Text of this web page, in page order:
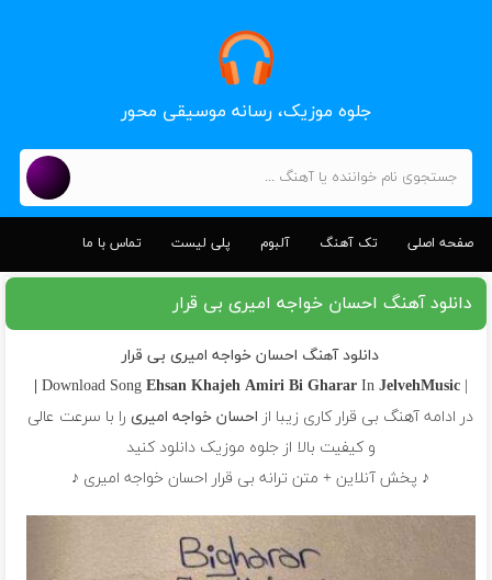
جلوه موزیک، رسانه موسیقی محور
صفحه اصلی تک آهنگ آلبوم پلی لیست تماس با ما
دانلود آهنگ احسان خواجه امیری بی قرار
دانلود آهنگ احسان خواجه امیری بی قرار
| Download Song
Ehsan Khajeh Amiri Bi GhararIn JelvehMusic |
در ادامه آهنگ بی قرار کاری زیبا از احسان خواجه امیریرا با سرعت عالی
و کیفیت بالا از جلوه موزیک دانلود کنید
♪ پخش آنلاین + متن ترانه بی قرار احسان خواجه امیری ♪